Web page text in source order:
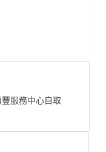
服務中心自取